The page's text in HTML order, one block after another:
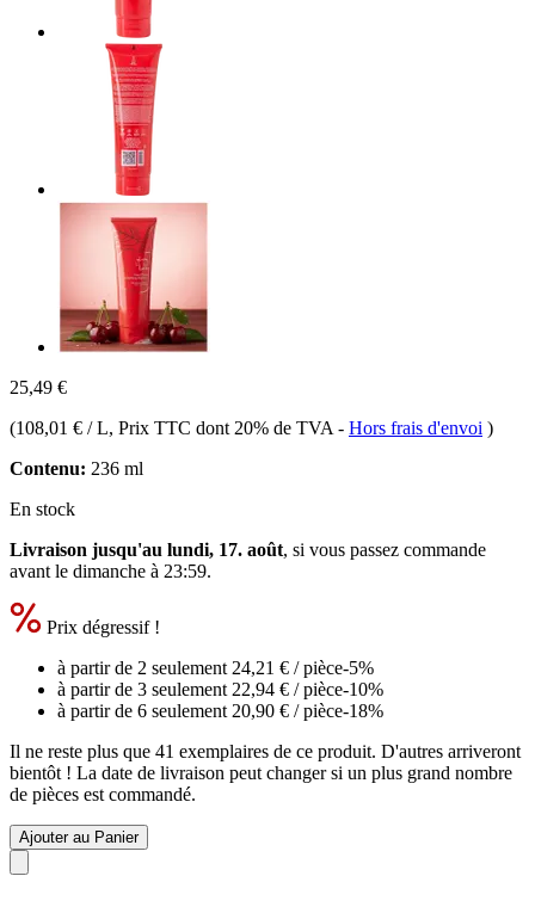
25,49 €
(108,01 € / L, Prix TTC dont 20% de TVA - Hors frais d'envoi )
Contenu: 236 ml
En stock
Livraison jusqu'au lundi, 17. août, si vous passez commande
avant le dimanche à 23:59.
Prix dégressif !
à partir de 2 seulement 24,21 € / pièce-5%
à partir de 3 seulement 22,94 € / pièce-10%
à partir de 6 seulement 20,90 € / pièce-18%
Il ne reste plus que 41 exemplaires de ce produit. D'autres arriveront
bientôt ! La date de livraison peut changer si un plus grand nombre
de pièces est commandé.
Ajouter au Panier